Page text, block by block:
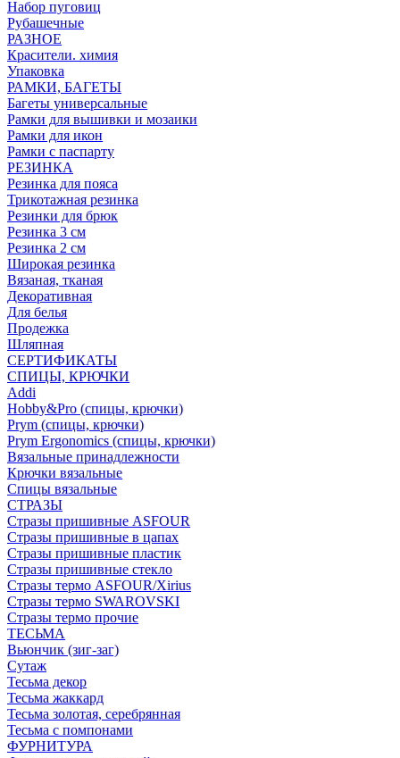
Набор пуговиц
Рубашечные
РАЗНОЕ
Красители. химия
Упаковка
РАМКИ, БАГЕТЫ
Багеты универсальные
Рамки для вышивки и мозаики
Рамки для икон
Рамки с паспарту
РЕЗИНКА
Резинка для пояса
Трикотажная резинка
Резинки для брюк
Резинка 3 см
Резинка 2 см
Широкая резинка
Вязаная, тканая
Декоративная
Для белья
Продежка
Шляпная
СЕРТИФИКАТЫ
СПИЦЫ, КРЮЧКИ
Addi
Hobby&Pro (спицы, крючки)
Prym (спицы, крючки)
Prym Ergonomics (спицы, крючки)
Вязальные принадлежности
Крючки вязальные
Спицы вязальные
СТРАЗЫ
Стразы пришивные ASFOUR
Стразы пришивные в цапах
Стразы пришивные пластик
Стразы пришивные стекло
Стразы термо ASFOUR/Xirius
Стразы термо SWAROVSKI
Стразы термо прочие
ТЕСЬМА
Вьюнчик (зиг-заг)
Сутаж
Тесьма декор
Тесьма жаккард
Тесьма золотая, серебрянная
Тесьма с помпонами
ФУРНИТУРА